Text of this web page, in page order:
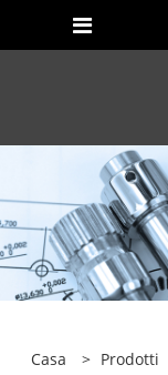
Casa > Prodotti